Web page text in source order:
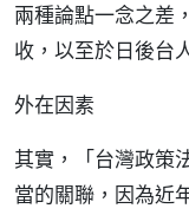
兩種論點一念之差
收，以至於日後台
外在因素
其實，「台灣政策
當的關聯，因為近